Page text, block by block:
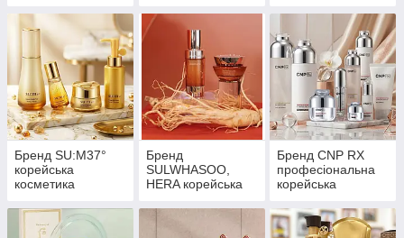
Premium
Бренд SU:M37°
корейська
косметика
Бренд
SULWHASOO,
HERA корейська
Premium
Бренд CNP RX
професіональна
корейська
Premium